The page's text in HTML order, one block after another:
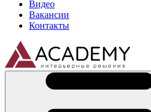
Видео
Вакансии
Контакты